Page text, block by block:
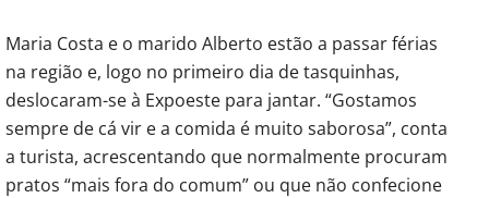
Maria Costa e o marido Alberto estão a passar férias
na região e, logo no primeiro dia de tasquinhas,
deslocaram-se à Expoeste para jantar. “Gostamos
sempre de cá vir e a comida é muito saborosa”, conta
a turista, acrescentando que normalmente procuram
pratos “mais fora do comum” ou que não confecione